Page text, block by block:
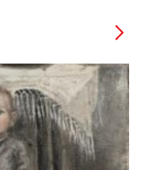
op zoek naar
ze aan het werk
nog